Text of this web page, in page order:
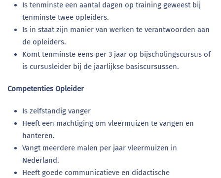
Is tenminste een aantal dagen op training geweest bij
tenminste twee opleiders.
Is in staat zijn manier van werken te verantwoorden aan
de opleiders.
Komt tenminste eens per 3 jaar op bijscholingscursus of
is cursusleider bij de jaarlijkse basiscursussen.
Competenties Opleider
Is zelfstandig vanger
Heeft een machtiging om vleermuizen te vangen en
hanteren.
Vangt meerdere malen per jaar vleermuizen in
Nederland.
Heeft goede communicatieve en didactische